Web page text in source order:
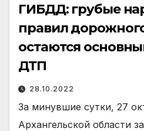
ГИБДД: грубые
правил
остаются
ДТП
28.10.2022
За минувшие сутки, 27
Архангельской области